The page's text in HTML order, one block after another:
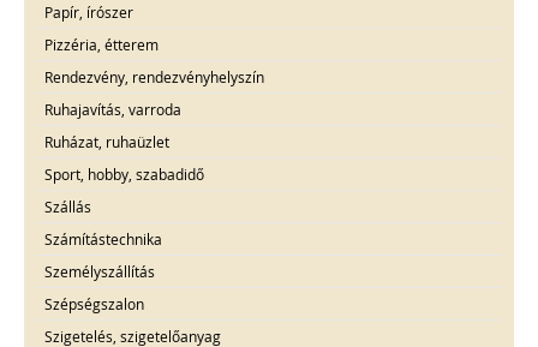
Papír, írószer
Pizzéria, étterem
Rendezvény, rendezvényhelyszín
Ruhajavítás, varroda
Ruházat, ruhaüzlet
Sport, hobby, szabadidő
Szállás
Számítástechnika
Személyszállítás
Szépségszalon
Szigetelés, szigetelőanyag